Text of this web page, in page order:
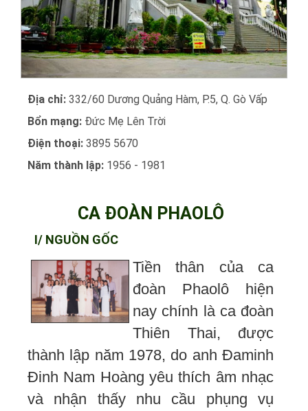
Địa chỉ: 332/60 Dương Quảng Hàm, P.5, Q. Gò Vấp
Bổn mạng: Đức Mẹ Lên Trời
Điện thoại: 3895 5670
Năm thành lập: 1956 - 1981
CA ĐOÀN PHAOLÔ
I/ NGUỒN GỐC
Tiền thân của ca
đoàn Phaolô hiện
nay chính là ca đoàn
Thiên Thai, được
thành lập năm 1978, do anh Đaminh
Đinh Nam Hoàng yêu thích âm nhạc
và nhận thấy nhu cầu phụng vụ